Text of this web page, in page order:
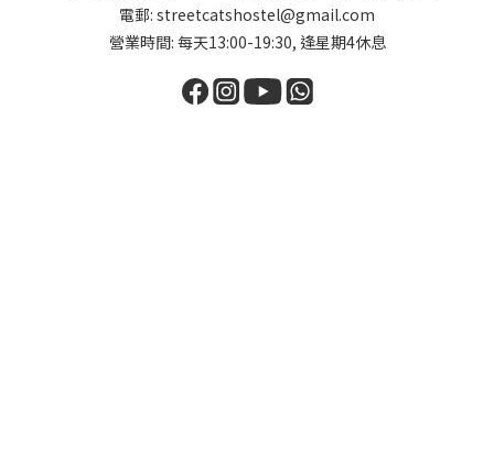
電郵: streetcatshostel@gmail.com
營業時間: 每天13:00-19:30, 逢星期4休息